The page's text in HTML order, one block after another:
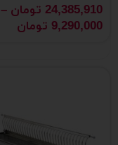
24,385,910 تومان –
9,290,000 تومان